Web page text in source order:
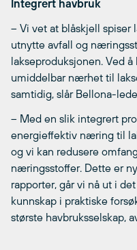
Integrert havbruk
– Vi vet at blåskjell spiser
utnytte avfall og
lakseproduksjonen. Ved
umiddelbar nærhet til
samtidig, slår Bellona-
– Med en slik integrert
energieffektiv næring til
og vi kan redusere
næringsstoffer. Dette er
rapporter, går vi nå ut i
kunnskap i praktiske
største havbruksselskap,